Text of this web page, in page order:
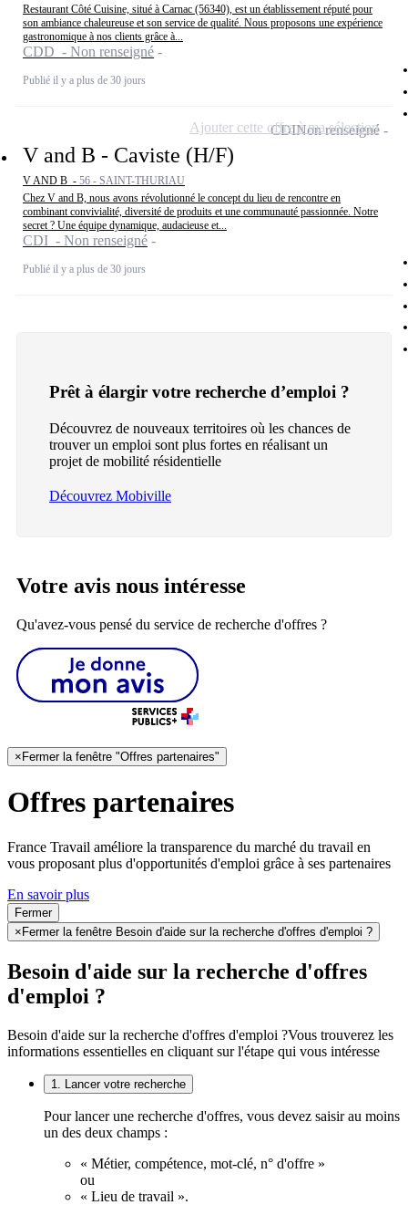
Restaurant Côté Cuisine, situé à Carnac (56340), est un établissement réputé pour
son ambiance chaleureuse et son service de qualité. Nous proposons une expérience
gastronomique à nos clients grâce à...
CDD - Non renseigné
Publié il y a plus de 30 jours
V and B - Caviste (H/F)
V AND B - 56 - SAINT-THURIAU
Chez V and B, nous avons révolutionné le concept du lieu de rencontre en
combinant convivialité, diversité de produits et une communauté passionnée. Notre
secret ? Une équipe dynamique, audacieuse et...
CDI - Non renseigné
Publié il y a plus de 30 jours
CDINon renseigné
Ajouter cette offre à ma sélection
Prêt à élargir votre recherche d’emploi ?
Découvrez de nouveaux territoires où les chances de
trouver un emploi sont plus fortes en réalisant un
projet de mobilité résidentielle
Découvrez Mobiville
Votre avis nous intéresse
Qu'avez-vous pensé du service de recherche d'offres ?
× Fermer la fenêtre "Offres partenaires"
Offres partenaires
France Travail améliore la transparence du marché du travail en
vous proposant plus d'opportunités d'emploi grâce à ses partenaires
En savoir plus
Fermer
× Fermer la fenêtre Besoin d'aide sur la recherche d'offres d'emploi ?
Besoin d'aide sur la recherche d'offres
d'emploi ?
Besoin d'aide sur la recherche d'offres d'emploi ?Vous trouverez les
informations essentielles en cliquant sur l'étape qui vous intéresse
1. Lancer votre recherche
Pour lancer une recherche d'offres, vous devez saisir au moins
un des deux champs :
« Métier, compétence, mot-clé, n° d'offre »
ou
« Lieu de travail ».